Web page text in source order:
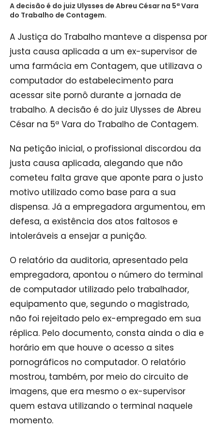
A decisão é do juiz Ulysses de Abreu César na 5ª Vara
do Trabalho de Contagem.
A Justiça do Trabalho manteve a dispensa por
justa causa aplicada a um ex-supervisor de
uma farmácia em Contagem, que utilizava o
computador do estabelecimento para
acessar site pornô durante a jornada de
trabalho. A decisão é do juiz Ulysses de Abreu
César na 5ª Vara do Trabalho de Contagem.
Na petição inicial, o profissional discordou da
justa causa aplicada, alegando que não
cometeu falta grave que aponte para o justo
motivo utilizado como base para a sua
dispensa. Já a empregadora argumentou, em
defesa, a existência dos atos faltosos e
intoleráveis a ensejar a punição.
O relatório da auditoria, apresentado pela
empregadora, apontou o número do terminal
de computador utilizado pelo trabalhador,
equipamento que, segundo o magistrado,
não foi rejeitado pelo ex-empregado em sua
réplica. Pelo documento, consta ainda o dia e
horário em que houve o acesso a sites
pornográficos no computador. O relatório
mostrou, também, por meio do circuito de
imagens, que era mesmo o ex-supervisor
quem estava utilizando o terminal naquele
momento.